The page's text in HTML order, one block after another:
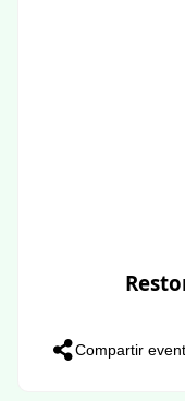
Compartir